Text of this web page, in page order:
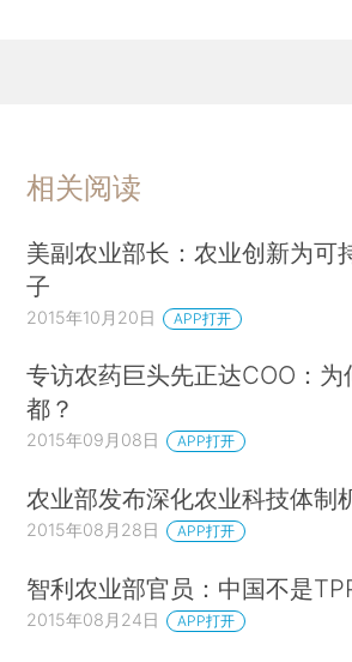
相关阅读
美副农业部长：农业创新为可
子
2015年10月20日 APP打开
专访农药巨头先正达COO：为
都？
2015年09月08日 APP打开
农业部发布深化农业科技体制
2015年08月28日 APP打开
智利农业部官员：中国不是
2015年08月24日 APP打开